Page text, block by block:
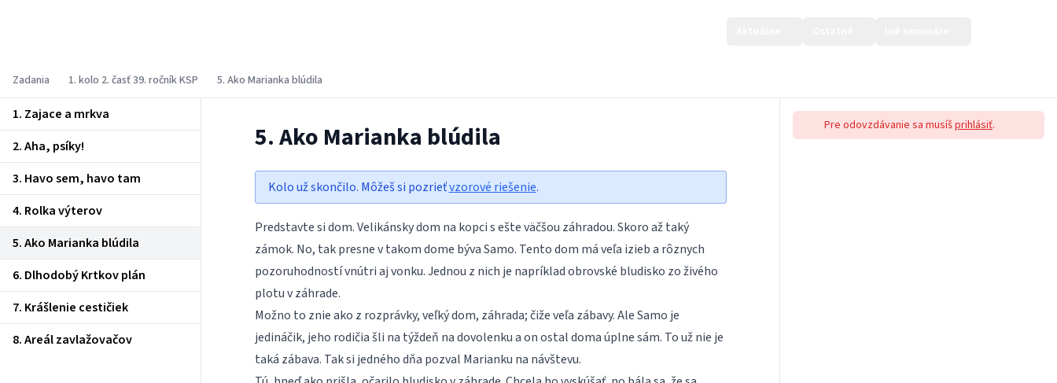
Zadania 1. kolo 2. časť 39. ročník KSP 5. Ako Marianka blúdila
1. Zajace a mrkva
2. Aha, psíky!
3. Havo sem, havo tam
4. Rolka výterov
5. Ako Marianka blúdila
6. Dlhodobý Krtkov plán
7. Krášlenie cestičiek
8. Areál zavlažovačov
5. Ako Marianka blúdila
Kolo už skončilo. Môžeš si pozrieťvzorové riešenie.
Predstavte si dom. Velikánsky dom na kopci s ešte väčšou záhradou. Skoro až taký
zámok. No, tak presne v takom dome býva Samo. Tento dom má veľa izieb a rôznych
pozoruhodností vnútri aj vonku. Jednou z nich je napríklad obrovské bludisko zo živého
plotu v záhrade.
Možno to znie ako z rozprávky, veľký dom, záhrada; čiže veľa zábavy. Ale Samo je
jedináčik, jeho rodičia šli na týždeň na dovolenku a on ostal doma úplne sám. To už nie je
taká zábava. Tak si jedného dňa pozval Marianku na návštevu.
Pre odovzdávanie sa musíšprihlásiť.